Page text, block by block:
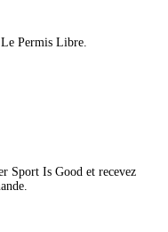
Permis Libre.
Sport Is Good et recevez